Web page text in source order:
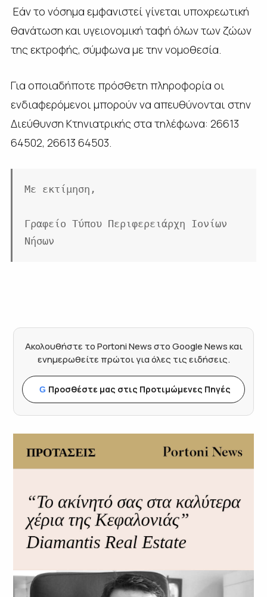
Εάν το νόσημα εμφανιστεί γίνεται υποχρεωτική
θανάτωση και υγειονομική ταφή όλων των ζώων
της εκτροφής, σύμφωνα με την νομοθεσία.
Για οποιαδήποτε πρόσθετη πληροφορία οι
ενδιαφερόμενοι μπορούν να απευθύνονται στην
Διεύθυνση Κτηνιατρικής στα τηλέφωνα: 26613
64502, 26613 64503.
Με εκτίμηση,
Γραφείο Τύπου Περιφερειάρχη Ιονίων
Νήσων
Ακολουθήστε το Portoni News στο Google News και
ενημερωθείτε πρώτοι για όλες τις ειδήσεις.
G Προσθέστε μας στις Προτιμώμενες Πηγές